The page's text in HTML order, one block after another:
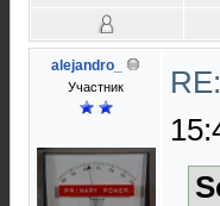
alejandro_
Участник